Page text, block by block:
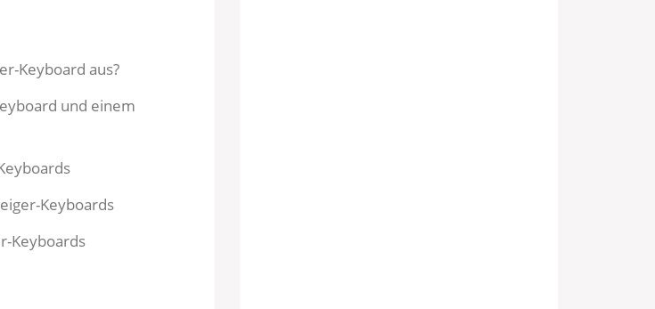
Keyboard aus?
und einem
Keyboards
Keyboards